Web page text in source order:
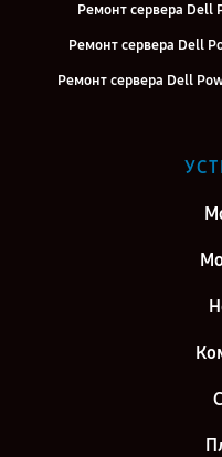
Ремонт сервера Dell
Ремонт сервера Dell
Ремонт сервера Dell